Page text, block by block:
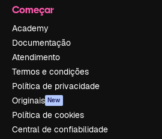
Começar
Academy
Documentação
Atendimento
Termos e condições
Política de privacidade
Originais New
Política de cookies
Central de confiabilidade